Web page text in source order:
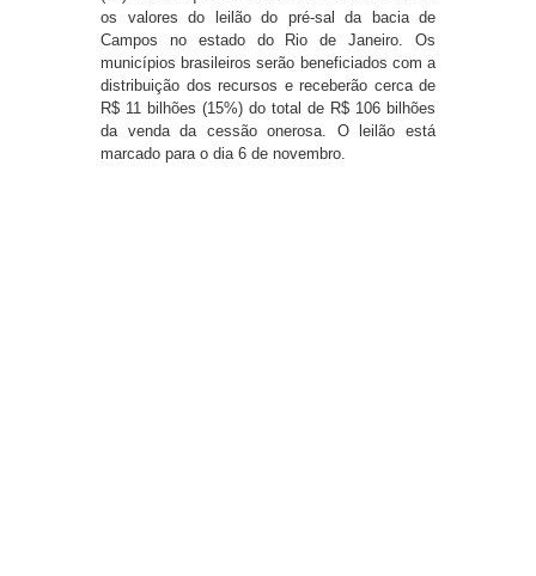
os valores do leilão do pré-sal da bacia de
Campos no estado do Rio de Janeiro. Os
municípios brasileiros serão beneficiados com a
distribuição dos recursos e receberão cerca de
R$ 11 bilhões (15%) do total de R$ 106 bilhões
da venda da cessão onerosa. O leilão está
marcado para o dia 6 de novembro.